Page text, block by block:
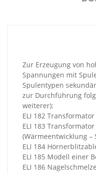
Zur Erzeugung von
Spannungen mit
Spulentypen
zur Durchführung
weiterer):
ELI 182
ELI 183
(Wärmeentwicklung –
ELI 184
ELI 185 Modell einer
ELI 186